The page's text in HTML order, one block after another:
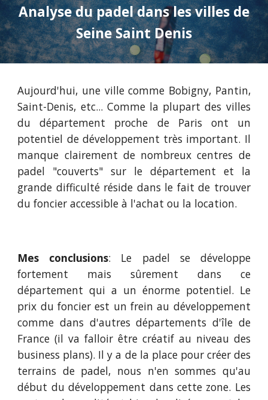
Analyse du padeldans les villes de
Seine Saint Denis
Aujourd'hui, une ville comme Bobigny, Pantin,
Saint-Denis, etc... Comme la plupart des villes
du département proche de Paris ont un
potentiel de développement très important. Il
manque clairement de nombreux centres de
padel "couverts" sur le département et la
grande difficulté réside dans le fait de trouver
du foncier accessible à l'achat ou la location.
Mes conclusions: Le padel se développe
fortement mais sûrement dans ce
département qui a un énorme potentiel. Le
prix du foncier est un frein au développement
comme dans d'autres départements d'île de
France (il va falloir être créatif au niveau des
business plans). Il y a de la place pour créer des
terrains de padel, nous n'en sommes qu'au
début du développement dans cette zone. Les